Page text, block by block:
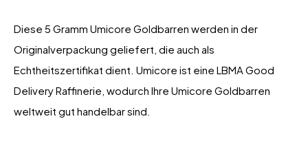
Diese 5 Gramm Umicore Goldbarren werden in der
Originalverpackung geliefert, die auch als
Echtheitszertifikat dient. Umicore ist eine LBMA Good
Delivery Raffinerie, wodurch Ihre Umicore Goldbarren
weltweit gut handelbar sind.